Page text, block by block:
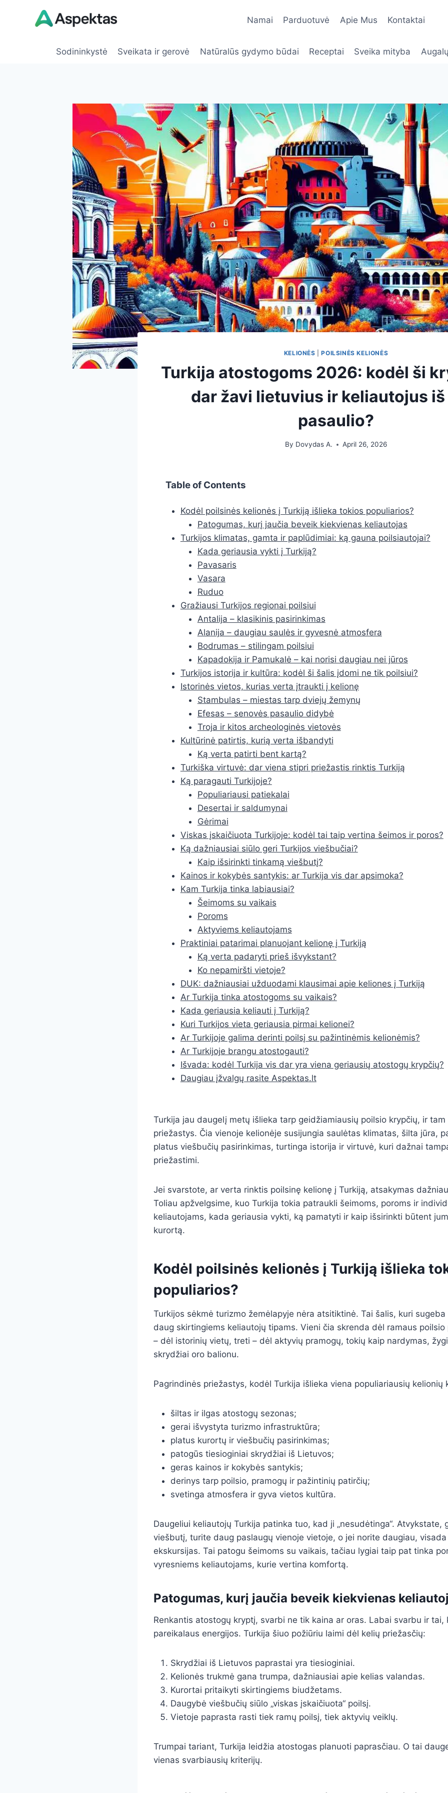
Namai Parduotuvė Apie Mus Kontaktai
Sodininkystė Sveikata ir gerovė Natūralūs gydymo būdai Receptai Sveika mityba
KELIONĖS |POILSINĖS KELIONĖS
Turkija atostogoms 2026: kodėl ši
dar žavi lietuvius ir keliautojus
pasaulio?
By Dovydas A. April 26, 2026
Table of Contents
Kodėl poilsinės kelionės į Turkiją išlieka tokios populiarios?
Patogumas, kurį jaučia beveik kiekvienas keliautojas
Turkijos klimatas, gamta ir paplūdimiai: ką gauna poilsiautojai?
Kada geriausia vykti į Turkiją?
Pavasaris
Vasara
Ruduo
Gražiausi Turkijos regionai poilsiui
Antalija – klasikinis pasirinkimas
Alanija – daugiau saulės ir gyvesnė atmosfera
Bodrumas – stilingam poilsiui
Kapadokija ir Pamukalė – kai norisi daugiau nei jūros
Turkijos istorija ir kultūra: kodėl ši šalis įdomi ne tik poilsiui?
Istorinės vietos, kurias verta įtraukti į kelionę
Stambulas – miestas tarp dviejų žemynų
Efesas – senovės pasaulio didybė
Troja ir kitos archeologinės vietovės
Kultūrinė patirtis, kurią verta išbandyti
Ką verta patirti bent kartą?
Turkiška virtuvė: dar viena stipri priežastis rinktis Turkiją
Ką paragauti Turkijoje?
Populiariausi patiekalai
Desertai ir saldumynai
Gėrimai
Viskas įskaičiuota Turkijoje: kodėl tai taip vertina šeimos ir poros?
Ką dažniausiai siūlo geri Turkijos viešbučiai?
Kaip išsirinkti tinkamą viešbutį?
Kainos ir kokybės santykis: ar Turkija vis dar apsimoka?
Kam Turkija tinka labiausiai?
Šeimoms su vaikais
Poroms
Aktyviems keliautojams
Praktiniai patarimai planuojant kelionę į Turkiją
Ką verta padaryti prieš išvykstant?
Ko nepamiršti vietoje?
DUK: dažniausiai užduodami klausimai apie keliones į Turkiją
Ar Turkija tinka atostogoms su vaikais?
Kada geriausia keliauti į Turkiją?
Kuri Turkijos vieta geriausia pirmai kelionei?
Ar Turkijoje galima derinti poilsį su pažintinėmis kelionėmis?
Ar Turkijoje brangu atostogauti?
Išvada: kodėl Turkija vis dar yra viena geriausių atostogų krypčių?
Daugiau įžvalgų rasite Aspektas.lt
Turkija jau daugelį metų išlieka tarp geidžiamiausių poilsio krypčių, ir
priežastys. Čia vienoje kelionėje susijungia saulėtas klimatas, šilta jūra,
platus viešbučių pasirinkimas, turtinga istorija ir virtuvė, kuri dažnai
priežastimi.
Jei svarstote, ar verta rinktis poilsinę kelionę į Turkiją, atsakymas
Toliau apžvelgsime, kuo Turkija tokia patraukli šeimoms, poroms ir
keliautojams, kada geriausia vykti, ką pamatyti ir kaip išsirinkti būtent
kurortą.
Kodėl poilsinės kelionės į Turkiją išlieka
populiarios?
Turkijos sėkmė turizmo žemėlapyje nėra atsitiktinė. Tai šalis, kuri
daug skirtingiems keliautojų tipams. Vieni čia skrenda dėl ramaus
– dėl istorinių vietų, treti – dėl aktyvių pramogų, tokių kaip nardymas,
skrydžiai oro balionu.
Pagrindinės priežastys, kodėl Turkija išlieka viena populiariausių kelionių
šiltas ir ilgas atostogų sezonas;
gerai išvystyta turizmo infrastruktūra;
platus kurortų ir viešbučių pasirinkimas;
patogūs tiesioginiai skrydžiai iš Lietuvos;
geras kainos ir kokybės santykis;
derinys tarp poilsio, pramogų ir pažintinių patirčių;
svetinga atmosfera ir gyva vietos kultūra.
Daugeliui keliautojų Turkija patinka tuo, kad ji „nesudėtinga“. Atvykstate,
viešbutį, turite daug paslaugų vienoje vietoje, o jei norite daugiau,
ekskursijas. Tai patogu šeimoms su vaikais, tačiau lygiai taip pat tinka
vyresniems keliautojams, kurie vertina komfortą.
Patogumas, kurį jaučia beveik kiekvienas
Renkantis atostogų kryptį, svarbi ne tik kaina ar oras. Labai svarbu ir tai,
pareikalaus energijos. Turkija šiuo požiūriu laimi dėl kelių priežasčių:
Skrydžiai iš Lietuvos paprastai yra tiesioginiai.
Kelionės trukmė gana trumpa, dažniausiai apie kelias valandas.
Kurortai pritaikyti skirtingiems biudžetams.
Daugybė viešbučių siūlo „viskas įskaičiuota“ poilsį.
Vietoje paprasta rasti tiek ramų poilsį, tiek aktyvių veiklų.
Trumpai tariant, Turkija leidžia atostogas planuoti paprasčiau. O tai
vienas svarbiausių kriterijų.